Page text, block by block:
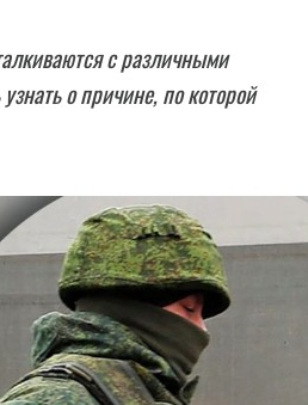
с различными
о причине, по которой